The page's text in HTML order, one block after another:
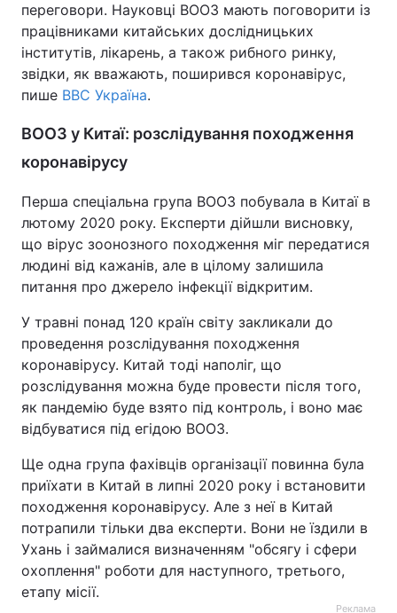
переговори. Науковці ВООЗ мають поговорити із
працівниками китайських дослідницьких
інститутів, лікарень, а також рибного ринку,
звідки, як вважають, поширився коронавірус,
пише ВВС Україна.
ВООЗ у Китаї: розслідування походження
коронавірусу
Перша спеціальна група ВООЗ побувала в Китаї в
лютому 2020 року. Експерти дійшли висновку,
що вірус зоонозного походження міг передатися
людині від кажанів, але в цілому залишила
питання про джерело інфекції відкритим.
У травні понад 120 країн світу закликали до
проведення розслідування походження
коронавірусу. Китай тоді наполіг, що
розслідування можна буде провести після того,
як пандемію буде взято під контроль, і воно має
відбуватися під егідою ВООЗ.
Ще одна група фахівців організації повинна була
приїхати в Китай в липні 2020 року і встановити
походження коронавірусу. Але з неї в Китай
потрапили тільки два експерти. Вони не їздили в
Ухань і займалися визначенням "обсягу і сфери
охоплення" роботи для наступного, третього,
етапу місії.
Реклама